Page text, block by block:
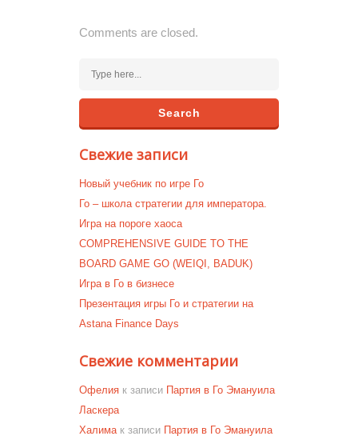
Comments are closed.
Свежие записи
Новый учебник по игре Го
Го – школа стратегии для императора.
Игра на пороге хаоса
COMPREHENSIVE GUIDE TO THE
BOARD GAME GO (WEIQI, BADUK)
Игра в Го в бизнесе
Презентация игры Го и стратегии на
Astana Finance Days
Свежие комментарии
Офелия к записи Партия в Го Эмануила
Ласкера
Халима к записи Партия в Го Эмануила